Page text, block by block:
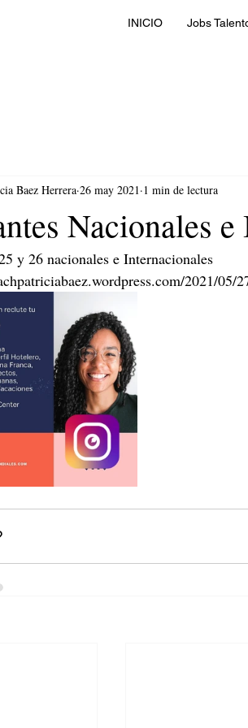
INICIO Jobs
Nacionales
Baez Herrera 26 may 2021 1 min de lectura
y 26 nacionales e Internacionales
2021/05/